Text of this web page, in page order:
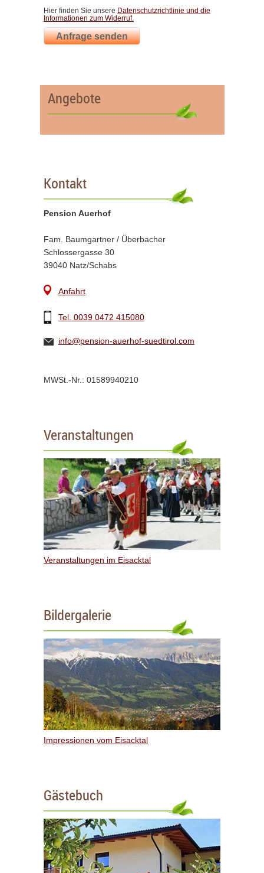
Hier finden Sie unsere Datenschutzrichtlinie und die
Informationen zum Widerruf.
Anfrage senden
Angebote
Kontakt
Pension Auerhof
Fam. Baumgartner / Überbacher
Schlossergasse 30
39040 Natz/Schabs
Anfahrt
Tel. 0039 0472 415080
info@pension-auerhof-suedtirol.com
MWSt.-Nr.: 01589940210
Veranstaltungen
Veranstaltungen im Eisacktal
Bildergalerie
Impressionen vom Eisacktal
Gästebuch